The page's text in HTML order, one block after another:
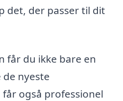
det, der passer til dit
får du ikke bare en
nyeste
også professionel